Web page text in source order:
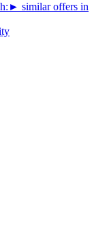
► similar offers in